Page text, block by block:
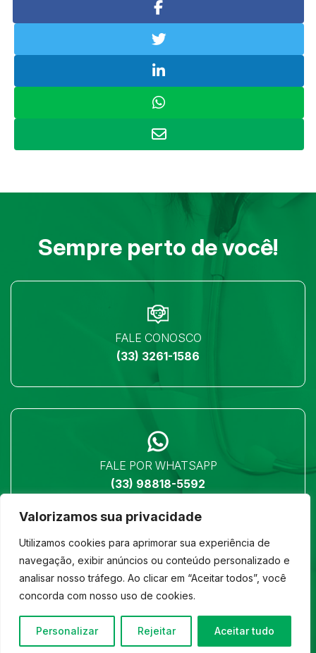
Valorizamos sua privacidade
Utilizamos cookies para aprimorar sua experiência de
navegação, exibir anúncios ou conteúdo personalizado e
analisar nosso tráfego. Ao clicar em “Aceitar todos”, você
concorda com nosso uso de cookies.
Personalizar Rejeitar Aceitar tudo
Sempre perto de você!
FALE CONOSCO
(33) 3261-1586
FALE POR WHATSAPP
(33) 98818-5592
LOCALIZAÇÃO